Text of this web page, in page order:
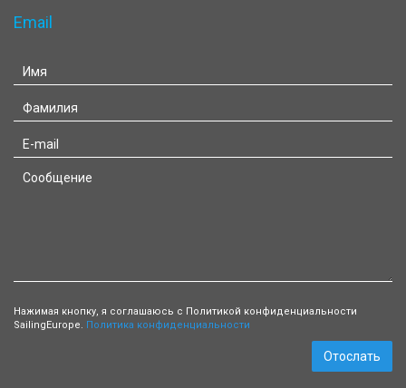
Email
Нажимая кнопку, я соглашаюсь с Политикой конфиденциальности
SailingEurope. Политика конфиденциальности
Отослать